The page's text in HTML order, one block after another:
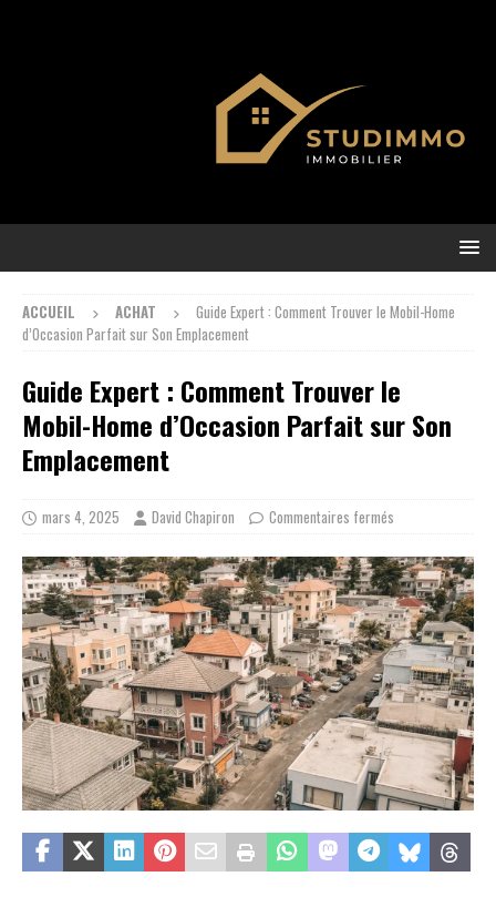
ACCUEIL ACHAT
Guide Expert : Comment Trouver le Mobil-Home
d’Occasion Parfait sur Son Emplacement
Guide Expert : Comment Trouver le
Mobil-Home d’Occasion Parfait sur Son
Emplacement
mars 4, 2025 David Chapiron Commentaires fermés